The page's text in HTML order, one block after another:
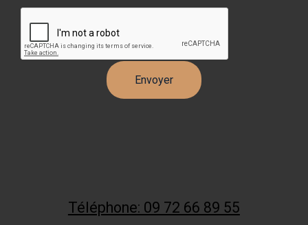
Téléphone: 09 72 66 89 55